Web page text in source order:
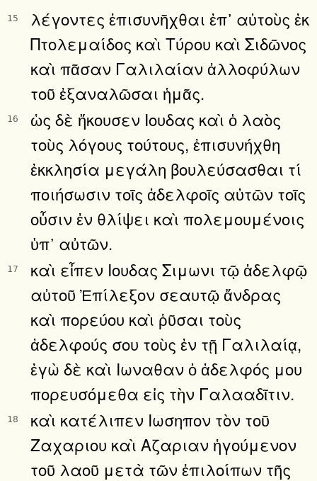
15
λέγοντες ἐπισυνῆχθαι ἐπ᾿ αὐτοὺς ἐκ
Πτολεμαίδος καὶ Τύρου καὶ Σιδῶνος
καὶ πᾶσαν Γαλιλαίαν ἀλλοφύλων
τοῦ ἐξαναλῶσαι ἡμᾶς.
16
ὡς δὲ ἤκουσεν Ιουδας καὶ ὁ λαὸς
τοὺς λόγους τούτους, ἐπισυνήχθη
ἐκκλησία μεγάλη βουλεύσασθαι τί
ποιήσωσιν τοῖς ἀδελφοῖς αὐτῶν τοῖς
οὖσιν ἐν θλίψει καὶ πολεμουμένοις
ὑπ᾿ αὐτῶν.
17
καὶ εἶπεν Ιουδας Σιμωνι τῷ ἀδελφῷ
αὐτοῦ Ἐπίλεξον σεαυτῷ ἄνδρας
καὶ πορεύου καὶ ῥῦσαι τοὺς
ἀδελφούς σου τοὺς ἐν τῇ Γαλιλαίᾳ,
ἐγὼ δὲ καὶ Ιωναθαν ὁ ἀδελφός μου
πορευσόμεθα εἰς τὴν Γαλααδῖτιν.
18
καὶ κατέλιπεν Ιωσηπον τὸν τοῦ
Ζαχαριου καὶ Αζαριαν ἡγούμενον
τοῦ λαοῦ μετὰ τῶν ἐπιλοίπων τῆς